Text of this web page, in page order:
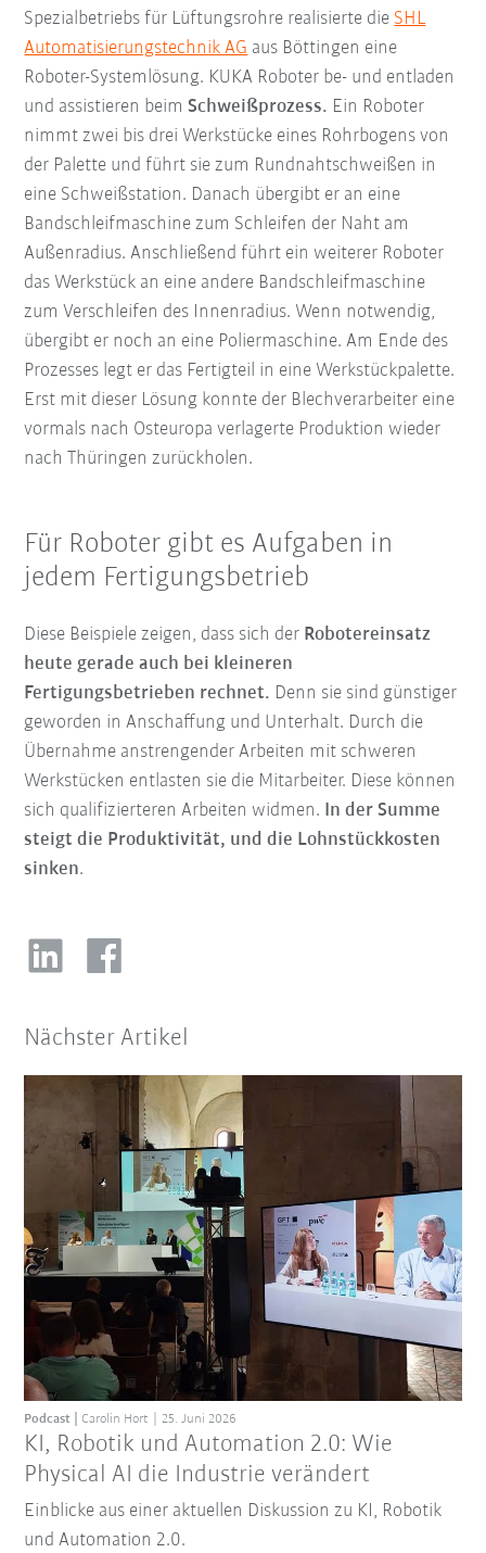
Spezialbetriebs für Lüftungsrohre realisierte die SHL
Automatisierungstechnik AG aus Böttingen eine
Roboter-Systemlösung. KUKA Roboter be- und entladen
und assistieren beimSchweißprozess. Ein Roboter
nimmt zwei bis drei Werkstücke eines Rohrbogens von
der Palette und führt sie zum Rundnahtschweißen in
eine Schweißstation. Danach übergibt er an eine
Bandschleifmaschine zum Schleifen der Naht am
Außenradius. Anschließend führt ein weiterer Roboter
das Werkstück an eine andere Bandschleifmaschine
zum Verschleifen des Innenradius. Wenn notwendig,
übergibt er noch an eine Poliermaschine. Am Ende des
Prozesses legt er das Fertigteil in eine Werkstückpalette.
Erst mit dieser Lösung konnte der Blechverarbeiter eine
vormals nach Osteuropa verlagerte Produktion wieder
nach Thüringen zurückholen.
Für Roboter gibt es Aufgaben in
jedem Fertigungsbetrieb
Diese Beispiele zeigen, dass sich der Robotereinsatz
heute gerade auch bei kleineren
Fertigungsbetrieben rechnet. Denn sie sind günstiger
geworden in Anschaffung und Unterhalt. Durch die
Übernahme anstrengender Arbeiten mit schweren
Werkstücken entlasten sie die Mitarbeiter. Diese können
sich qualifizierteren Arbeiten widmen. In der Summe
steigt die Produktivität, und die Lohnstückkosten
sinken.
Nächster Artikel
KI, Robotik und Automation 2.0: Wie
Physical AI die Industrie verändert
Podcast Carolin Hort 25. Juni 2026
Einblicke aus einer aktuellen Diskussion zu KI, Robotik
und Automation 2.0.